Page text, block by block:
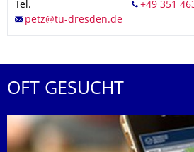
Tel.
OFT GESUCHT